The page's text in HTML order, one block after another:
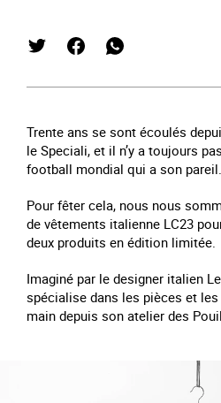
Trente ans se sont écoulés
le Speciali, et il n’y a toujours
football mondial qui a son pareil.
Pour fêter cela, nous nous
de vêtements italienne LC23
deux produits en édition limitée.
Imaginé par le designer italien
spécialise dans les pièces et
main depuis son atelier des